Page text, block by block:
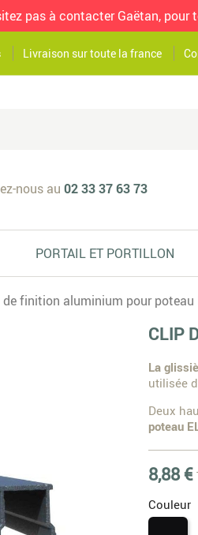
pas à contacter Gaëtan, pour
Livraison sur toute la france
nous au 02 33 37 63 73
PORTAIL ET PORTILLON
de finition aluminium pour poteau
CLIP
La
utilisée
Deux
poteau
8,88 €
Couleur